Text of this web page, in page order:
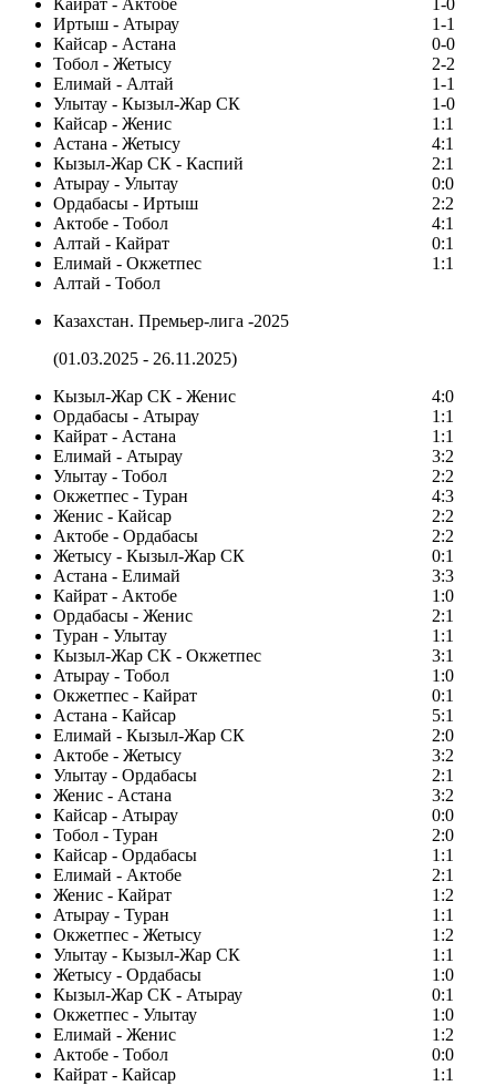
Кайрат - Актобе
1-0
Иртыш - Атырау
1-1
Кайсар - Астана
0-0
Тобол - Жетысу
2-2
Елимай - Алтай
1-1
Улытау - Кызыл-Жар СК
1-0
Кайсар - Женис
1:1
Астана - Жетысу
4:1
Кызыл-Жар СК - Каспий
2:1
Атырау - Улытау
0:0
Ордабасы - Иртыш
2:2
Актобе - Тобол
4:1
Алтай - Кайрат
0:1
Елимай - Окжетпес
1:1
Алтай - Тобол
Казахстан. Премьер-лига -2025
(01.03.2025 - 26.11.2025)
Кызыл-Жар СК - Женис
4:0
Ордабасы - Атырау
1:1
Кайрат - Астана
1:1
Елимай - Атырау
3:2
Улытау - Тобол
2:2
Окжетпес - Туран
4:3
Женис - Кайсар
2:2
Актобе - Ордабасы
2:2
Жетысу - Кызыл-Жар СК
0:1
Астана - Елимай
3:3
Кайрат - Актобе
1:0
Ордабасы - Женис
2:1
Туран - Улытау
1:1
Кызыл-Жар СК - Окжетпес
3:1
Атырау - Тобол
1:0
Окжетпес - Кайрат
0:1
Астана - Кайсар
5:1
Елимай - Кызыл-Жар СК
2:0
Актобе - Жетысу
3:2
Улытау - Ордабасы
2:1
Женис - Астана
3:2
Кайсар - Атырау
0:0
Тобол - Туран
2:0
Кайсар - Ордабасы
1:1
Елимай - Актобе
2:1
Женис - Кайрат
1:2
Атырау - Туран
1:1
Окжетпес - Жетысу
1:2
Улытау - Кызыл-Жар СК
1:1
Жетысу - Ордабасы
1:0
Кызыл-Жар СК - Атырау
0:1
Окжетпес - Улытау
1:0
Елимай - Женис
1:2
Актобе - Тобол
0:0
Кайрат - Кайсар
1:1